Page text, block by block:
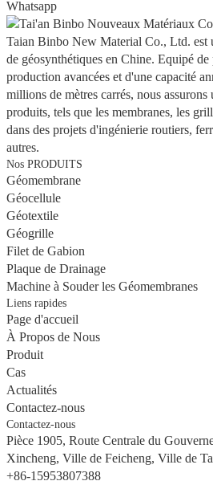
Whatsapp
Taian Binbo New Material Co., Ltd. est
de géosynthétiques en Chine. Equipé
production avancées et d'une capacité
millions de mètres carrés, nous
produits, tels que les membranes, les
dans des projets d'ingénierie routiers,
autres.
Nos PRODUITS
Géomembrane
Géocellule
Géotextile
Géogrille
Filet de Gabion
Plaque de Drainage
Machine à Souder les Géomembranes
Liens rapides
Page d'accueil
À Propos de Nous
Produit
Cas
Actualités
Contactez-nous
Contactez-nous
Pièce 1905, Route Centrale du
Xincheng, Ville de Feicheng, Ville de
+86-15953807388